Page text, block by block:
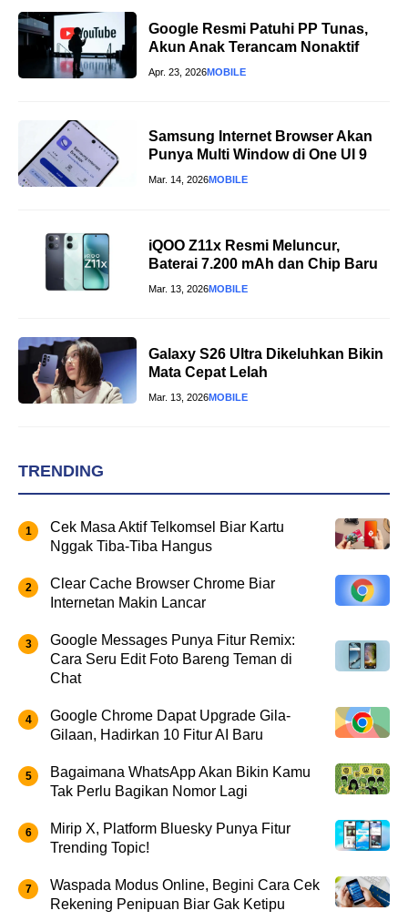
Google Resmi Patuhi PP Tunas,
Akun Anak Terancam Nonaktif
Apr. 23, 2026MOBILE
Samsung Internet Browser Akan
Punya Multi Window di One UI 9
Mar. 14, 2026MOBILE
iQOO Z11x Resmi Meluncur,
Baterai 7.200 mAh dan Chip Baru
Mar. 13, 2026MOBILE
Galaxy S26 Ultra Dikeluhkan Bikin
Mata Cepat Lelah
Mar. 13, 2026MOBILE
TRENDING
Cek Masa Aktif Telkomsel Biar Kartu
Nggak Tiba-Tiba Hangus
Clear Cache Browser Chrome Biar
Internetan Makin Lancar
Google Messages Punya Fitur Remix:
Cara Seru Edit Foto Bareng Teman di
Chat
Google Chrome Dapat Upgrade Gila-
Gilaan, Hadirkan 10 Fitur AI Baru
Bagaimana WhatsApp Akan Bikin Kamu
Tak Perlu Bagikan Nomor Lagi
Mirip X, Platform Bluesky Punya Fitur
Trending Topic!
Waspada Modus Online, Begini Cara Cek
Rekening Penipuan Biar Gak Ketipu